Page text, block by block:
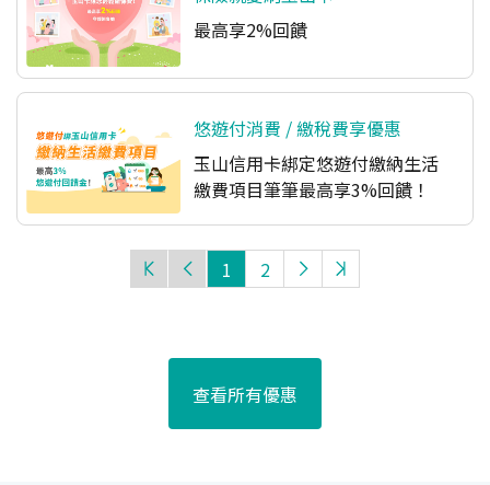
最高享2%回饋
悠遊付消費 / 繳稅費享優惠
玉山信用卡綁定悠遊付繳納生活
繳費項目筆筆最高享3%回饋！
1 2
查看所有優惠